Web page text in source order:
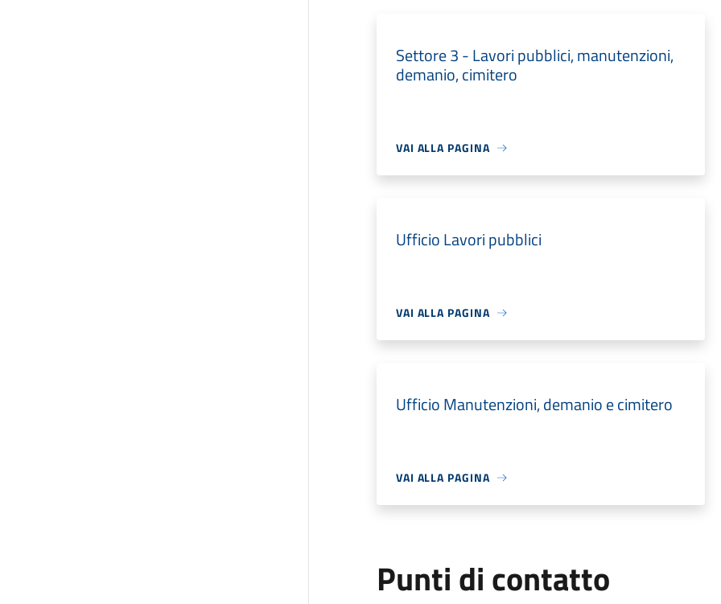
Settore 3 - Lavori pubblici, manutenzioni,
demanio, cimitero
VAI ALLA PAGINA
Ufficio Lavori pubblici
VAI ALLA PAGINA
Ufficio Manutenzioni, demanio e cimitero
VAI ALLA PAGINA
Punti di contatto